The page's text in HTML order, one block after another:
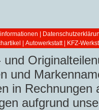
Autowerkstatt | KFZ-
und
und
in
aufgrund